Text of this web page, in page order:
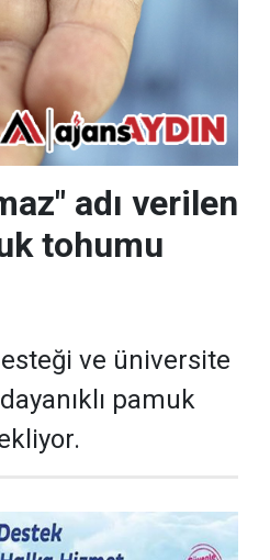
adı verilen
tohumu
ve üniversite
pamuk